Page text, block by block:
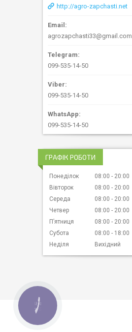
http://agro-zapchasti.net
agrozapchasti33@gmail.com
099-535-14-50
099-535-14-50
099-535-14-50
ГРАФІК РОБОТИ
Понеділок 08:00
20:00
Вівторок
08:00
20:00
Середа
08:00
20:00
Четвер
08:00
20:00
Пʼятниця
08:00
20:00
Субота
08:00
18:00
Неділя
Вихідний
КНОПКА
ЗВ'ЯЗКУ